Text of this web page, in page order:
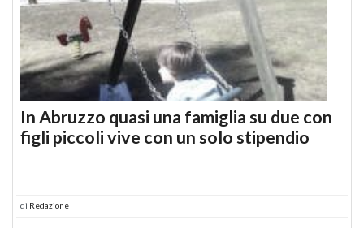
In Abruzzo quasi una famiglia su due con
figli piccoli vive con un solo stipendio
di Redazione